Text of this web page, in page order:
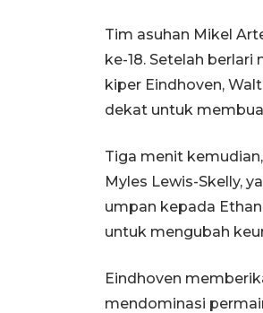
Tim asuhan Mikel
ke-18. Setelah
kiper Eindhoven,
dekat untuk
Tiga menit
Myles Lewis-Skelly,
umpan kepada
untuk mengubah
Eindhoven
mendominasi